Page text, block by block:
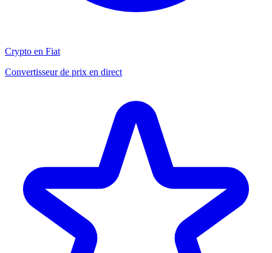
Crypto en Fiat
Convertisseur de prix en direct